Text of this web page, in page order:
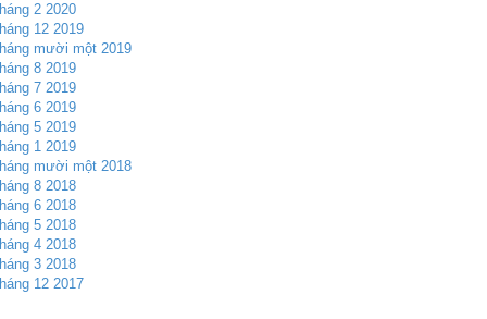
2 2020
12 2019
mười một 2019
8 2019
7 2019
6 2019
5 2019
1 2019
mười một 2018
8 2018
6 2018
5 2018
4 2018
3 2018
12 2017